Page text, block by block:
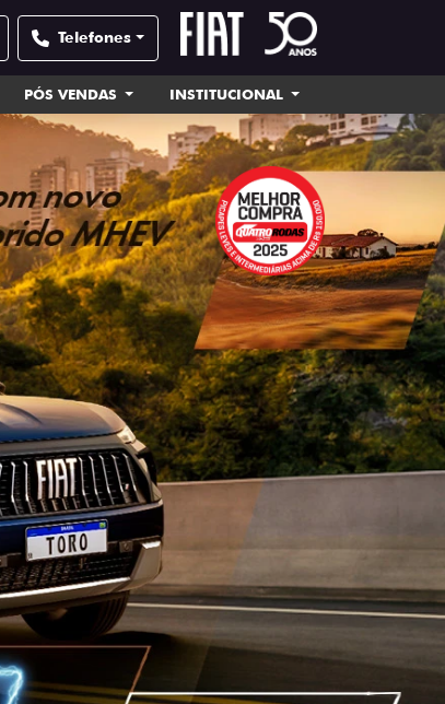
Telefones
PÓS VENDAS INSTITUCIONAL